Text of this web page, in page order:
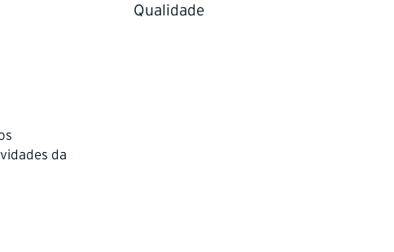
Qualidade
da
U.S. operations began